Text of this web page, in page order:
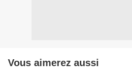
Vous aimerez aussi